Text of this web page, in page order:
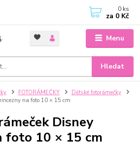
Menu
Hledat
0 ks
za 0 Kč
FOTORÁMEČKY
Dětské fotorámečky
na foto 10 × 15 cm
Disney
foto 10 × 15 cm